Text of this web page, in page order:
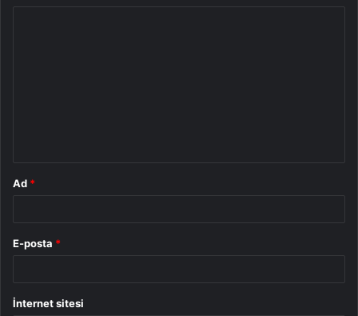
Ad *
E-posta *
İnternet sitesi